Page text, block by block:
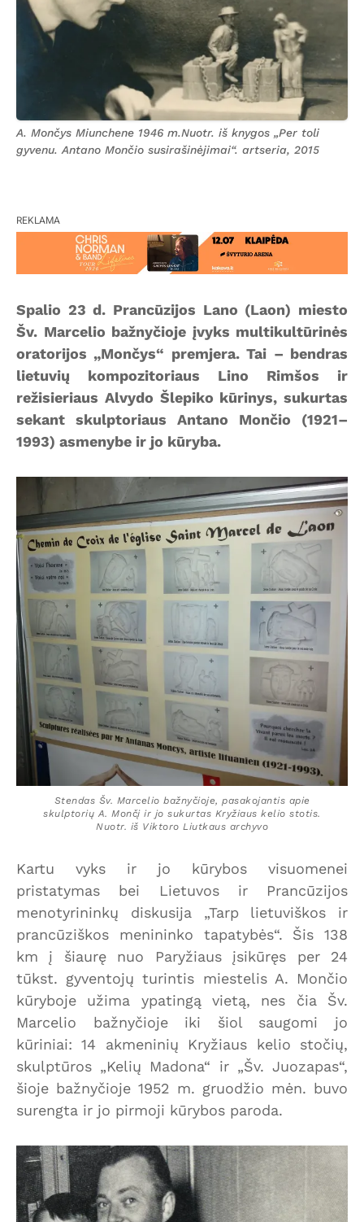
A. Mončys Miunchene 1946 m.Nuotr. iš knygos „Per toli
gyvenu. Antano Mončio susirašinėjimai“. artseria, 2015
REKLAMA
Spalio 23 d. Prancūzijos Lano (Laon) miesto
Šv. Marcelio bažnyčioje įvyks multikultūrinės
oratorijos „Mončys“ premjera. Tai – bendras
lietuvių kompozitoriaus Lino Rimšos ir
režisieriaus Alvydo Šlepiko kūrinys, sukurtas
sekant skulptoriaus Antano Mončio (1921–
1993) asmenybe ir jo kūryba.
Stendas Šv. Marcelio bažnyčioje, pasakojantis apie
skulptorių A. Mončį ir jo sukurtas Kryžiaus kelio stotis.
Nuotr. iš Viktoro Liutkaus archyvo
Kartu vyks ir jo kūrybos visuomenei
pristatymas bei Lietuvos ir Prancūzijos
menotyrininkų diskusija „Tarp lietuviškos ir
prancūziškos menininko tapatybės“. Šis 138
km į šiaurę nuo Paryžiaus įsikūręs per 24
tūkst. gyventojų turintis miestelis A. Mončio
kūryboje užima ypatingą vietą, nes čia Šv.
Marcelio bažnyčioje iki šiol saugomi jo
kūriniai: 14 akmeninių Kryžiaus kelio stočių,
skulptūros „Kelių Madona“ ir „Šv. Juozapas“,
šioje bažnyčioje 1952 m. gruodžio mėn. buvo
surengta ir jo pirmoji kūrybos paroda.